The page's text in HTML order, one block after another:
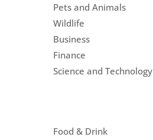
Pets and Animals
Wildlife
Business
Finance
Science and Technology
Food & Drink